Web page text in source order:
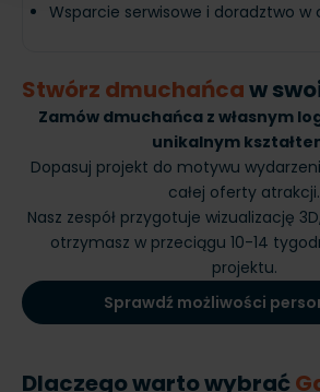
Wsparcie serwisowe i doradztwo w
Stwórz dmuchańcaw
Zamów dmuchańca z własnym
unikalnym
Dopasuj projekt do motywu
całej oferty atrakcji.
Nasz zespół przygotuje wizualizację
otrzymasz w przeciągu 10-14
projektu.
Sprawdź możliwości
Dlaczego warto wybrać